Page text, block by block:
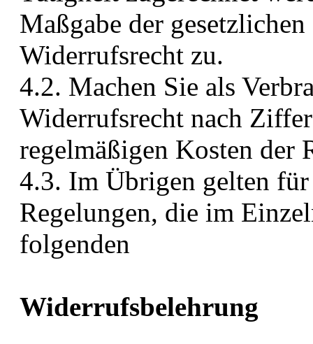
Maßgabe der
Widerrufsrecht zu.
4.2. Machen Sie als
Widerrufsrecht nach
regelmäßigen Kosten der
4.3. Im Übrigen gelten
Regelungen, die im
folgenden
Widerrufsbelehrung